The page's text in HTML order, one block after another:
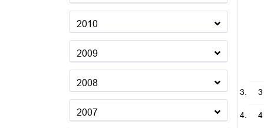
2010
2009
2008
2007
3
4